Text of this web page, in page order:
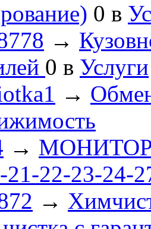
0 в
→
0 в Услуги
→
→ МОНИТОРЫ
21-22-23-24-
→